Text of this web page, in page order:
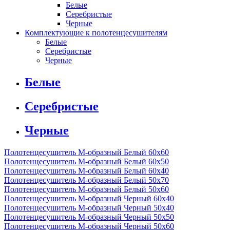
Белые
Серебристые
Черные
Комплектующие к полотенцесушителям
Белые
Серебристые
Черные
Белые
Серебристые
Черные
Полотенцесушитель М-образный Белый 60x60
Полотенцесушитель М-образный Белый 60x50
Полотенцесушитель М-образный Белый 60х40
Полотенцесушитель М-образный Белый 50х70
Полотенцесушитель М-образный Белый 50х60
Полотенцесушитель М-образный Черный 60х40
Полотенцесушитель М-образный Черный 50х40
Полотенцесушитель М-образный Черный 50х50
Полотенцесушитель М-образный Черный 50х60